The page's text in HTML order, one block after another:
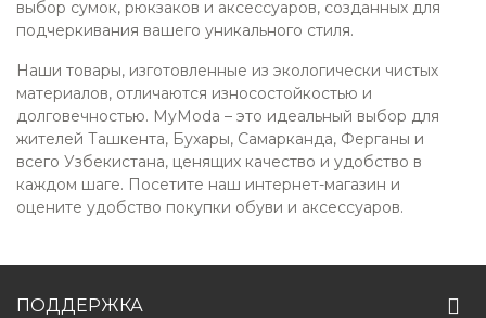
выбор сумок, рюкзаков и аксессуаров, созданных для
подчеркивания вашего уникального стиля.
Наши товары, изготовленные из экологически чистых
материалов, отличаются износостойкостью и
долговечностью. MyModa – это идеальный выбор для
жителей Ташкента, Бухары, Самарканда, Ферганы и
всего Узбекистана, ценящих качество и удобство в
каждом шаге. Посетите наш интернет-магазин и
оцените удобство покупки обуви и аксессуаров.
ПОДДЕРЖКА